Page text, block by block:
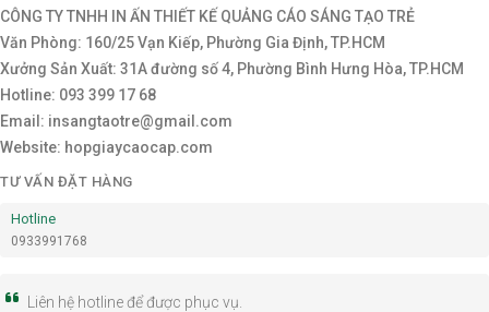
CÔNG TY TNHH IN ẤN THIẾT KẾ QUẢNG CÁO SÁNG TẠO TRẺ
Văn Phòng: 160/25 Vạn Kiếp, Phường Gia Định, TP.HCM
Xưởng Sản Xuất: 31A đường số 4, Phường Bình Hưng Hòa, TP.HCM
Hotline: 093 399 17 68
Email: insangtaotre@gmail.com
Website: hopgiaycaocap.com
TƯ VẤN ĐẶT HÀNG
0933991768
Hotline
Liên hệ hotline để được phục vụ.